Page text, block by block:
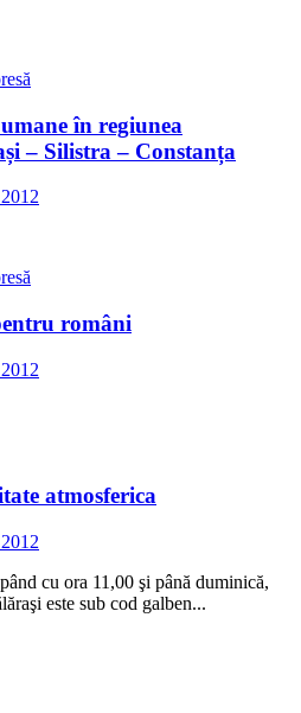
în regiunea
– Silistra – Constanța
români
atmosferica
cu ora 11,00 şi până duminică,
este sub cod galben...